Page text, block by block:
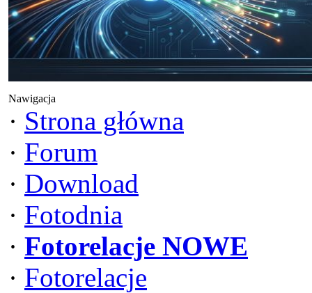
Nawigacja
· Strona główna
· Forum
· Download
· Fotodnia
· Fotorelacje NOWE
· Fotorelacje